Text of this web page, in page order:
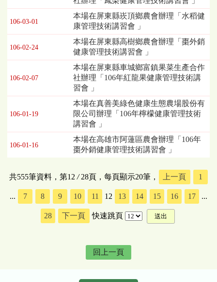
106-03-01
本場在屏東縣崁頂鄉農會辦理「水稻健
康管理技術講習會 」
106-02-24
本場在屏東縣高樹鄉農會辦理「棗外銷
健康管理技術講習會 」
106-02-07
本場在屏東縣車城鄉富鎮果菜生產合作
社辦理「106年紅龍果健康管理技術講
習會 」
106-01-19
本場在真善美綠色健康生態農場股份有
限公司辦理「106年檸檬健康管理技術
講習會 」
106-01-16
本場在高雄市阿蓮區農會辦理「106年
棗外銷健康管理技術講習會 」
共555筆資料，第12 /28頁，每頁顯示20筆， 上一頁 1
... 7 8 9 10 11 12 13 14 15 16 17 ...
28 下一頁 快速跳頁
回上一頁